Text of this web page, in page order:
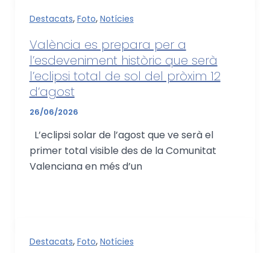
Destacats, Foto, Notícies
València es prepara per a
l’esdeveniment històric que serà
l’eclipsi total de sol del pròxim 12
d’agost
26/06/2026
L’eclipsi solar de l’agost que ve serà el
primer total visible des de la Comunitat
Valenciana en més d’un
Destacats, Foto, Notícies